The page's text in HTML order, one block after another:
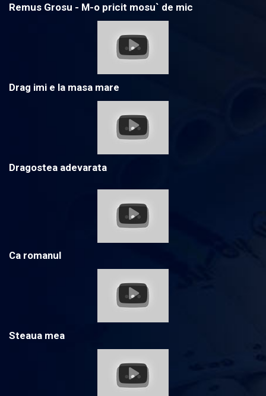
Remus Grosu - M-o pricit mosu` de mic
Drag imi e la masa mare
Dragostea adevarata
Ca romanul
Steaua mea